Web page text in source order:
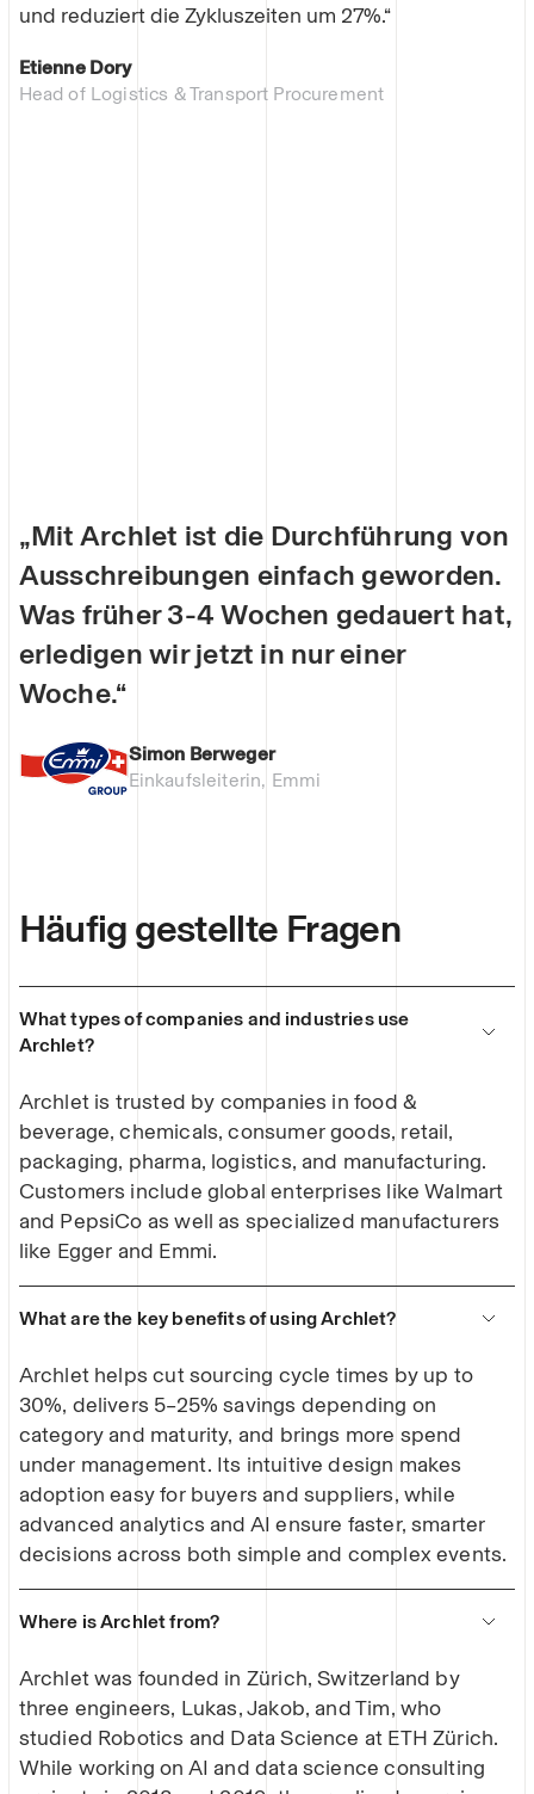
und reduziert die Zykluszeiten um 27%.“
Etienne Dory
Head of Logistics & Transport Procurement
„Mit Archlet ist die Durchführung von
Ausschreibungen einfach geworden.
Was früher 3-4 Wochen gedauert hat,
erledigen wir jetzt in nur einer
Woche.“
Simon Berweger
Einkaufsleiterin, Emmi
Häufig gestellte Fragen
What types of companies and industries use
Archlet?
Archlet is trusted by companies in food &
beverage, chemicals, consumer goods, retail,
packaging, pharma, logistics, and manufacturing.
Customers include global enterprises like Walmart
and PepsiCo as well as specialized manufacturers
like Egger and Emmi.
What are the key benefits of using Archlet?
Archlet helps cut sourcing cycle times by up to
30%, delivers 5–25% savings depending on
category and maturity, and brings more spend
under management. Its intuitive design makes
adoption easy for buyers and suppliers, while
advanced analytics and AI ensure faster, smarter
decisions across both simple and complex events.
Where is Archlet from?
Archlet was founded in Zürich, Switzerland by
three engineers, Lukas, Jakob, and Tim, who
studied Robotics and Data Science at ETH Zürich.
While working on AI and data science consulting